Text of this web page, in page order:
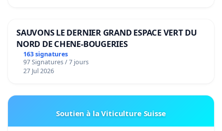
SAUVONS LE DERNIER GRAND ESPACE VERT DU
NORD DE CHENE-BOUGERIES
163 signatures
97 Signatures / 7 jours
27 Jul 2026
Soutien à la Viticulture Suisse